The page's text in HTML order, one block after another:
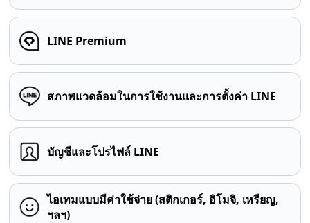
LINE Premium
สภาพแวดล้อมในการใช้งานและการตั้งค่า LINE
บัญชีและโปรไฟล์ LINE
ไอเทมแบบมีค่าใช้จ่าย (สติกเกอร์, อิโมจิ, เหรียญ,
ฯลฯ)